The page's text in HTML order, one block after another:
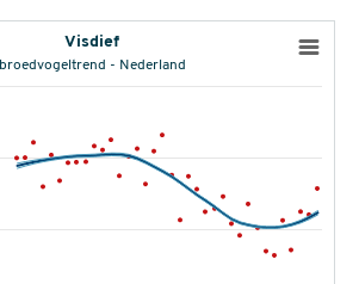
Visdief
broedvogeltrend - Nederland